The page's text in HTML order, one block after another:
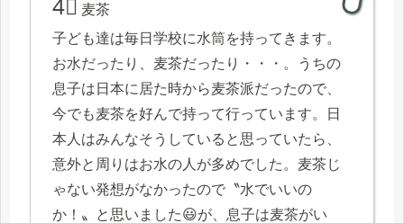
4⃣ 麦茶
子ども達は毎日学校に水筒を持ってきます。
お水だったり、麦茶だったり・・・。うちの
息子は日本に居た時から麦茶派だったので、
今でも麦茶を好んで持って行っています。日
本人はみんなそうしていると思っていたら、
意外と周りはお水の人が多めでした。麦茶じ
ゃない発想がなかったので〝水でいいの
か！〟と思いました😃が、息子は麦茶がい